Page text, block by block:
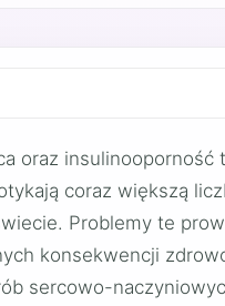
oraz insulinooporność
coraz większą
Problemy te
konsekwencji
sercowo-